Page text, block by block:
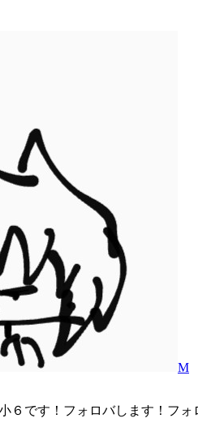
M
６です！フォロバします！フ